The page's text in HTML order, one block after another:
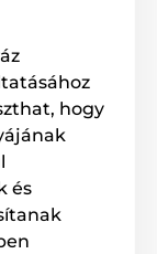
hogy
és